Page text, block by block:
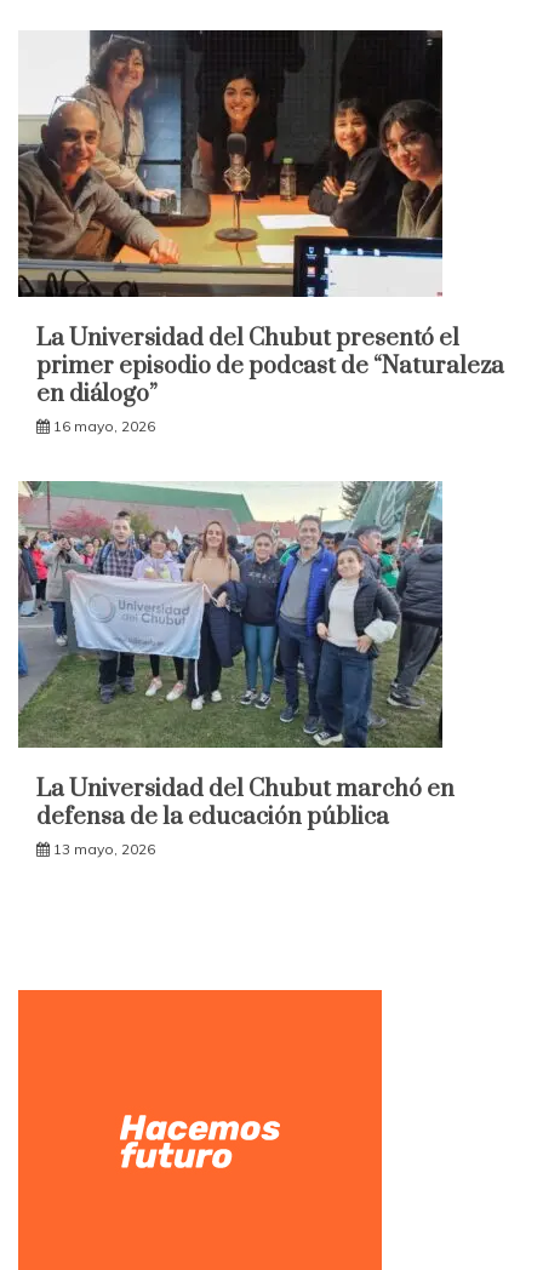
La Universidad del Chubut presentó el
primer episodio de podcast de “Naturaleza
en diálogo”
16 mayo, 2026
La Universidad del Chubut marchó en
defensa de la educación pública
13 mayo, 2026